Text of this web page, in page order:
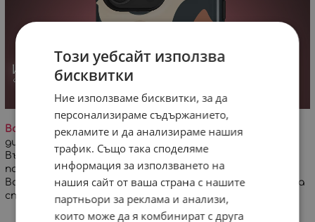
Важно!
На заглавната снимка е визуализиран
дигитален проект на дизайна върху кейс за iPhone.
Възможна е минимална разлика в цветовете и
позиционирането на дизайна!
Всеки кейс се изработва специално за Вашата поръчка
спрямо избран модел телефон.
Този уебсайт използва
бисквитки
Ние използваме бисквитки, за да
персонализираме съдържанието,
рекламите и да анализираме нашия
трафик. Също така споделяме
информация за използването на
нашия сайт от ваша страна с нашите
партньори за реклама и анализи,
които може да я комбинират с друга